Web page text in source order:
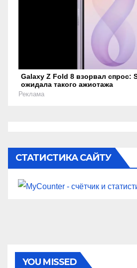
Galaxy Z Fold 8 взорвал спрос:
ожидала такого ажиотажа
Реклама
СТАТИСТИКА САЙТУ
YOU MISSED